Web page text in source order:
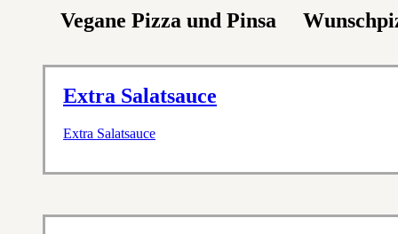
Vegane Pizza und Pinsa
Extra Salatsauce
Extra Salatsauce